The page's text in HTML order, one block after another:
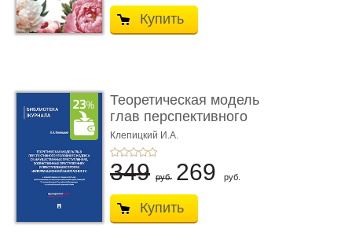
Купить
Теоретическая модель
глав перспективного
УК о ...
Клепицкий И.А.
349 руб. 269 руб.
Купить